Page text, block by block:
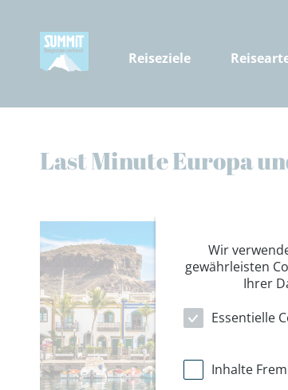
Reiseziele
Last Minute Europa
Wir
gewährleisten
Ihrer
Essentielle
Inhalte